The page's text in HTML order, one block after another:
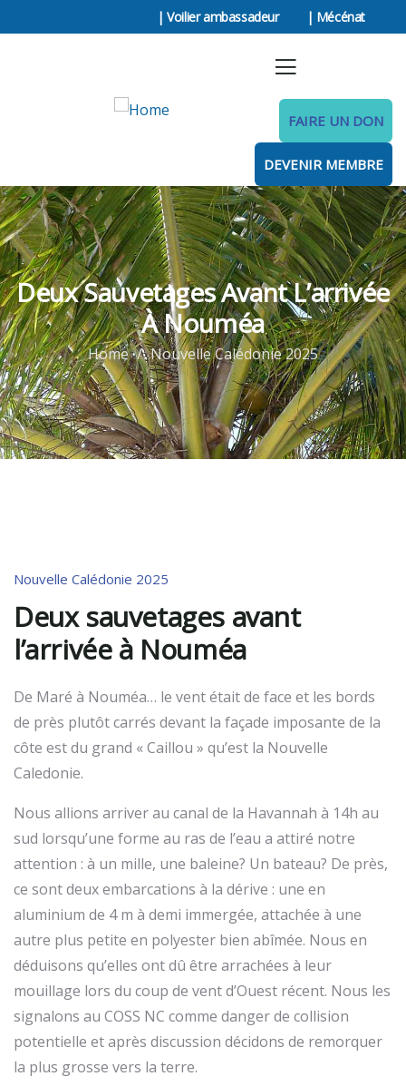
| Voilier ambassadeur | Mécénat
FAIRE UN DON
DEVENIR MEMBRE
Deux Sauvetages Avant L’arrivée
À Nouméa
Home Nouvelle Calédonie 2025
Nouvelle Calédonie 2025
Deux sauvetages avant
l’arrivée à Nouméa
De Maré à Nouméa… le vent était de face et les bords
de près plutôt carrés devant la façade imposante de la
côte est du grand « Caillou » qu’est la Nouvelle
Caledonie.
Nous allions arriver au canal de la Havannah à 14h au
sud lorsqu’une forme au ras de l’eau a attiré notre
attention : à un mille, une baleine? Un bateau? De près,
ce sont deux embarcations à la dérive : une en
aluminium de 4 m à demi immergée, attachée à une
autre plus petite en polyester bien abîmée. Nous en
déduisons qu’elles ont dû être arrachées à leur
mouillage lors du coup de vent d’Ouest récent. Nous les
signalons au COSS NC comme danger de collision
potentielle et après discussion décidons de remorquer
la plus grosse vers la terre.